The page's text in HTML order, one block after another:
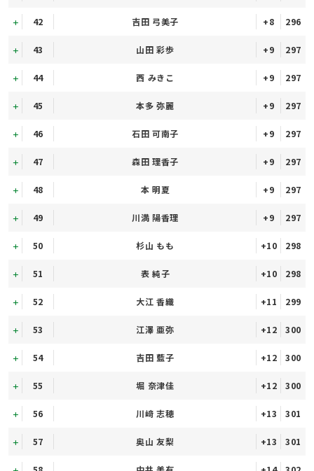
42 吉田 弓美子 +8 296
43 山田 彩歩 +9 297
44 西 みきこ +9 297
45 本多 弥麗 +9 297
46 石田 可南子 +9 297
47 森田 理香子 +9 297
48 本 明夏 +9 297
49 川満 陽香理 +9 297
50 杉山 もも +10 298
51 表 純子 +10 298
52 大江 香織 +11 299
53 江澤 亜弥 +12 300
54 吉田 藍子 +12 300
55 堀 奈津佳 +12 300
56 川﨑 志穂 +13 301
57 奥山 友梨 +13 301